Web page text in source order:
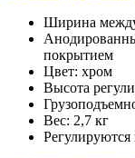
Ширина
покрытием
Цвет: хром
Высота
Вес: 2,7 кг